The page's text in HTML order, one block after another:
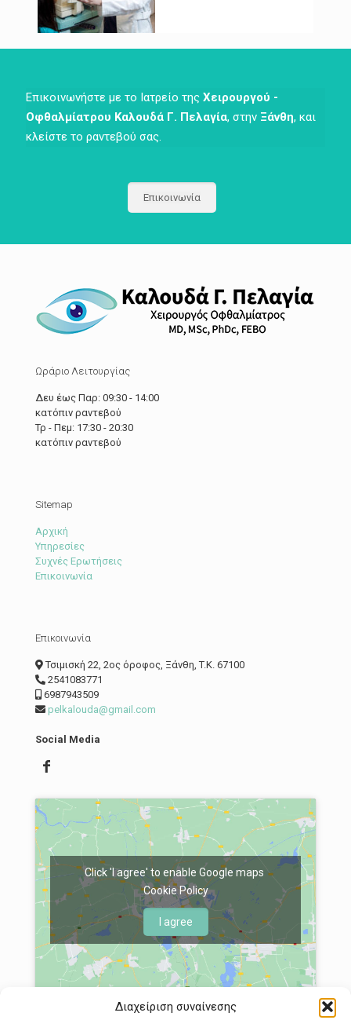
Διαχείριση συναίνεσης
Επικοινωνήστε με το Ιατρείο της Χειρουργού -
Οφθαλμίατρου Καλουδά Γ. Πελαγία, στην Ξάνθη, και
κλείστε το ραντεβού σας.
Επικοινωνία
Ωράριο Λειτουργίας
Δευ έως Παρ: 09:30 - 14:00
κατόπιν ραντεβού
Τρ - Πεμ: 17:30 - 20:30
κατόπιν ραντεβού
Sitemap
Αρχική
Υπηρεσίες
Συχνές Ερωτήσεις
Επικοινωνία
Επικοινωνία
Τσιμισκή 22, 2ος όροφος, Ξάνθη, T.K. 67100
2541083771
6987943509
pelkalouda@gmail.com
Social Media
Click 'I agree' to enable Google maps
Cookie Policy
I agree